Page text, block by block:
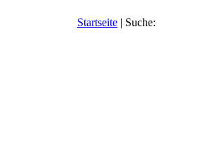
Startseite | Suche: